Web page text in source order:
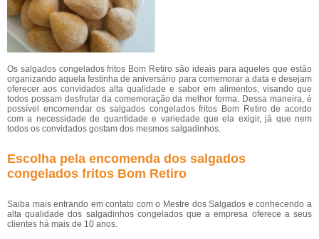
Os salgados congelados fritos Bom Retiro são ideais para aqueles que estão
organizando aquela festinha de aniversário para comemorar a data e desejam
oferecer aos convidados alta qualidade e sabor em alimentos, visando que
todos possam desfrutar da comemoração da melhor forma. Dessa maneira, é
possível encomendar os salgados congelados fritos Bom Retiro de acordo
com a necessidade de quantidade e variedade que ela exigir, já que nem
todos os convidados gostam dos mesmos salgadinhos.
Escolha pela encomenda dos salgados
congelados fritos Bom Retiro
Saiba mais entrando em contato com o Mestre dos Salgados e conhecendo a
alta qualidade dos salgadinhos congelados que a empresa oferece a seus
clientes há mais de 10 anos.